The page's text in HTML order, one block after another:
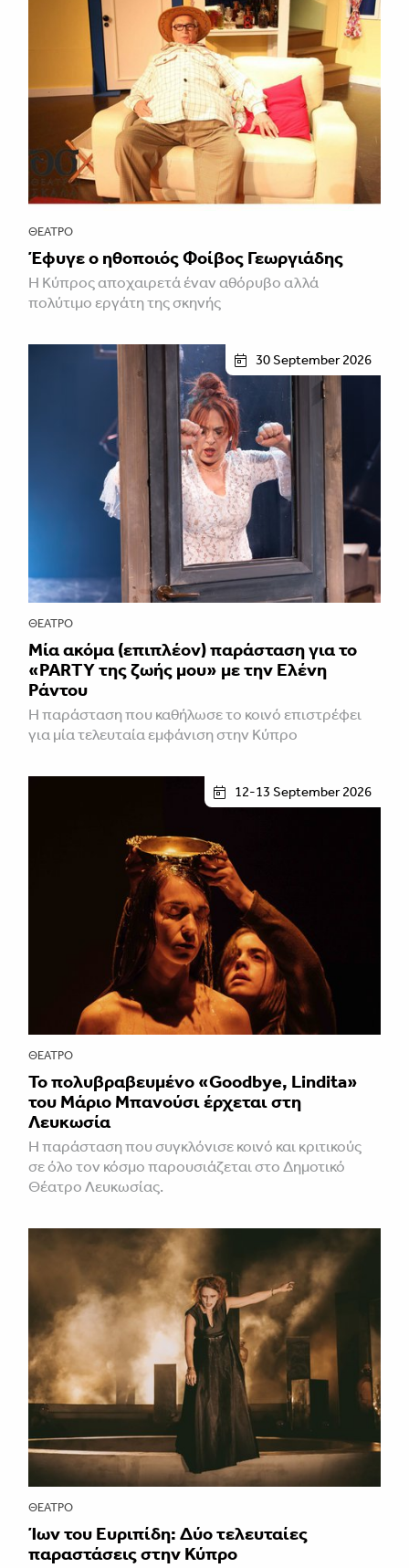
ΘΈΑΤΡΟ
Έφυγε ο ηθοποιός Φοίβος Γεωργιάδης
Η Κύπρος αποχαιρετά έναν αθόρυβο αλλά
πολύτιμο εργάτη της σκηνής
30 September 2026
ΘΈΑΤΡΟ
Μία ακόμα (επιπλέον) παράσταση για το
«PARTY της ζωής μου» με την Ελένη
Ράντου
Η παράσταση που καθήλωσε το κοινό επιστρέφει
για μία τελευταία εμφάνιση στην Κύπρο
12-13 September 2026
ΘΈΑΤΡΟ
Το πολυβραβευμένο «Goodbye, Lindita»
του Μάριο Μπανούσι έρχεται στη
Λευκωσία
Η παράσταση που συγκλόνισε κοινό και κριτικούς
σε όλο τον κόσμο παρουσιάζεται στο Δημοτικό
Θέατρο Λευκωσίας.
ΘΈΑΤΡΟ
Ίων του Ευριπίδη: Δύο τελευταίες
παραστάσεις στην Κύπρο